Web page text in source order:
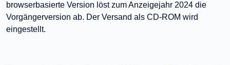
browserbasierte Version löst zum Anzeigejahr 2024 die
Vorgängerversion ab. Der Versand als CD-ROM wird
eingestellt.